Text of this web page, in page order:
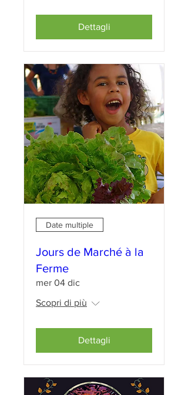
Dettagli
Date multiple
Jours de Marché à la
Ferme
mer 04 dic
Scopri di più
Dettagli